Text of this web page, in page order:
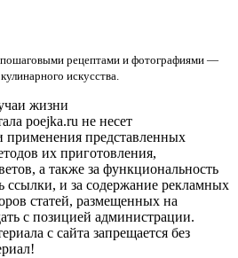
рецептами и фотографиями —
искусства.
жизни
poejka.ru не несет
применения представленных
их приготовления,
а также за функциональность
ссылки, и за содержание рекламных
статей, размещенных на
с позицией администрации.
с сайта запрещается без